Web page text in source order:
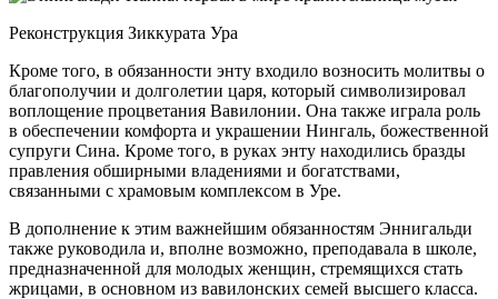
Реконструкция Зиккурата Ура
Кроме того, в обязанности энту входило возносить молитвы о
благополучии и долголетии царя, который символизировал
воплощение процветания Вавилонии. Она также играла роль
в обеспечении комфорта и украшении Нингаль, божественной
супруги Сина. Кроме того, в руках энту находились бразды
правления обширными владениями и богатствами,
связанными с храмовым комплексом в Уре.
В дополнение к этим важнейшим обязанностям Эннигальди
также руководила и, вполне возможно, преподавала в школе,
предназначенной для молодых женщин, стремящихся стать
жрицами, в основном из вавилонских семей высшего класса.